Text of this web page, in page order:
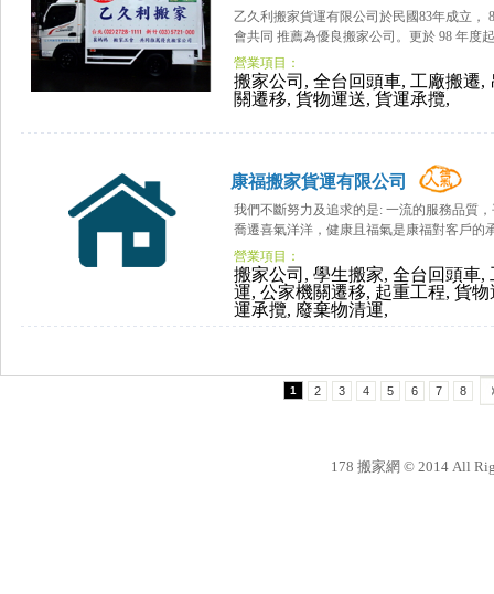
乙久利搬家貨運有限公司於民國83年成立，
會共同 推薦為優良搬家公司。更於 98 年度
營業項目：
搬家公司, 全台回頭車, 工廠搬遷
關遷移, 貨物運送, 貨運承攬,
康福搬家貨運有限公司
我們不斷努力及追求的是: 一流的服務品質
喬遷喜氣洋洋，健康且福氣是康福對客戶的
營業項目：
搬家公司, 學生搬家, 全台回頭車
運, 公家機關遷移, 起重工程, 貨
運承攬, 廢棄物清運,
1 2 3 4 5 6 7 8
178 搬家網 © 2014 All